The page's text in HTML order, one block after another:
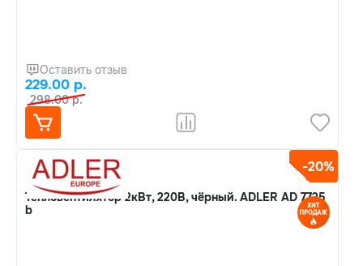
Оставить отзыв
229.00 р.
298.00 р.
-20%
Тепловентилятор 2кВт, 220В, чёрный. ADLER AD 7725
b